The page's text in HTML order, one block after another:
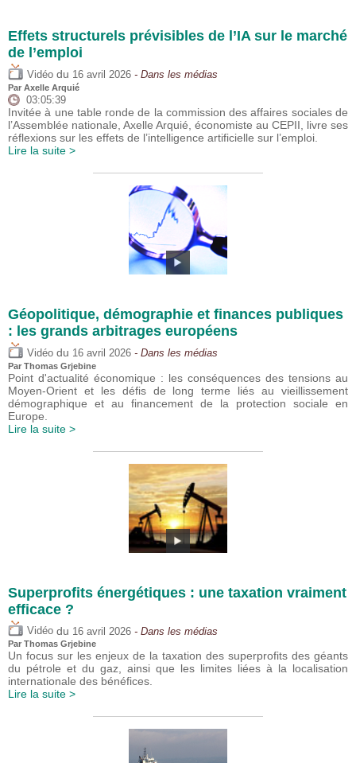
Effets structurels prévisibles de l’IA sur le marché
de l’emploi
Vidéo du 16 avril 2026 - Dans les médias
Par Axelle Arquié
03:05:39
Invitée à une table ronde de la commission des affaires sociales de
l’Assemblée nationale, Axelle Arquié, économiste au CEPII, livre ses
réflexions sur les effets de l’intelligence artificielle sur l’emploi.
Lire la suite >
Géopolitique, démographie et finances publiques
: les grands arbitrages européens
Vidéo du 16 avril 2026 - Dans les médias
Par Thomas Grjebine
Point d'actualité économique : les conséquences des tensions au
Moyen-Orient et les défis de long terme liés au vieillissement
démographique et au financement de la protection sociale en
Europe.
Lire la suite >
Superprofits énergétiques : une taxation vraiment
efficace ?
Vidéo du 16 avril 2026 - Dans les médias
Par Thomas Grjebine
Un focus sur les enjeux de la taxation des superprofits des géants
du pétrole et du gaz, ainsi que les limites liées à la localisation
internationale des bénéfices.
Lire la suite >